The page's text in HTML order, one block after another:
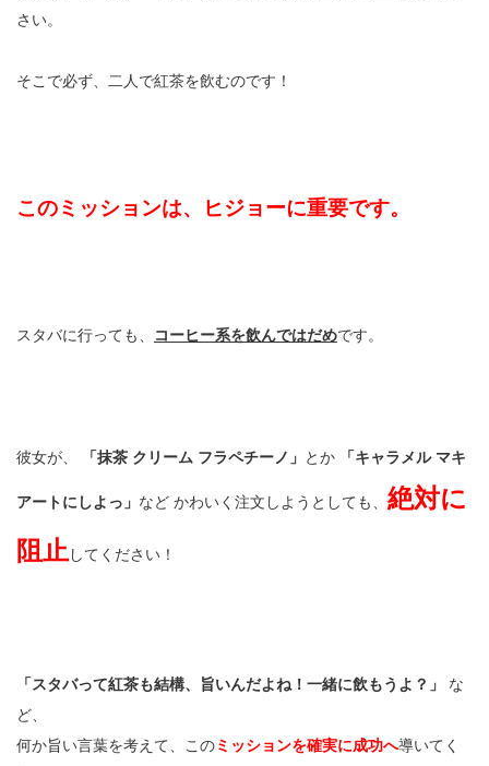
さい。
そこで必ず、二人で紅茶を飲むのです！
このミッションは、ヒジョーに重要です。
スタバに行っても、 コーヒー系を飲んではだめです。
彼女が、 「抹茶 クリーム フラペチーノ」 とか 「キャラメル マキ
アートにしよっ」 など かわいく注文しようとしても、 絶対に
阻止してください！
「スタバって紅茶も結構、旨いんだよね！一緒に飲もうよ？」
な
ど、
何か旨い言葉を考えて、このミッションを確実に成功へ導いてく